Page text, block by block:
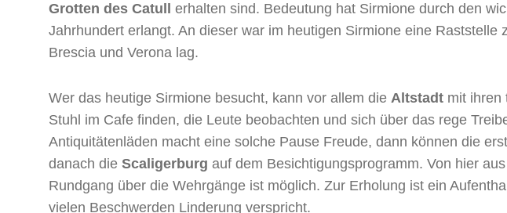
Grotten des Catull
erhalten sind. Bedeutung hat Sirmione durch den
Jahrhundert erlangt. An dieser war im heutigen Sirmione eine
Brescia und Verona lag.
Wer das heutige Sirmione besucht, kann vor allem die Altstadt mit ihren
Stuhl im Cafe finden, die Leute beobachten und sich über das rege
Antiquitätenläden macht eine solche Pause Freude, dann können die
danach die Scaligerburg auf dem Besichtigungsprogramm. Von hier
Rundgang über die Wehrgänge ist möglich. Zur Erholung ist ein
vielen Beschwerden Linderung verspricht.